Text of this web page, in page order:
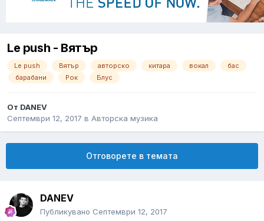
Le push - Вятър
Le push Вятър авторско китара вокал
бас
барабани
Рок Блус
От DANEV
Септември 12, 2017 в Авторска музика
Отговорете в темата
DANEV
Публикувано Септември 12, 2017